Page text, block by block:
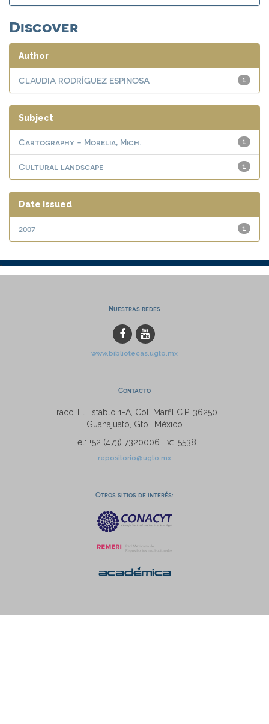
Discover
Author
1
CLAUDIA RODRÍGUEZ ESPINOSA
Subject
1
Cartography - Morelia, Mich.
1
Cultural landscape
Date issued
1
2007
Nuestras redes
www.bibliotecas.ugto.mx
Contacto
Fracc. El Establo 1-A, Col. Marfil C.P. 36250
Guanajuato, Gto., México
Tel: +52 (473) 7320006 Ext. 5538
repositorio@ugto.mx
Otros sitios de interés: